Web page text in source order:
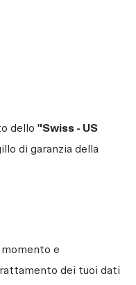
dello "Swiss - US
di garanzia della
e
dei tuoi dati